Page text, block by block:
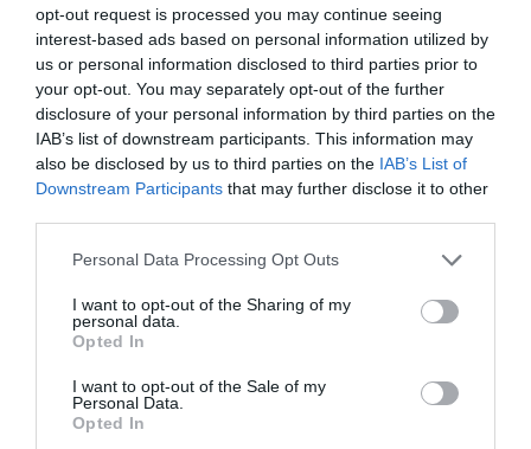
opt-out request is processed you may continue seeing
interest-based ads based on personal information utilized by
us or personal information disclosed to third parties prior to
your opt-out. You may separately opt-out of the further
disclosure of your personal information by third parties on the
IAB’s list of downstream participants. This information may
also be disclosed by us to third parties on the IAB’s List of
Downstream Participants that may further disclose it to other
Personal Data Processing Opt Outs
I want to opt-out of the Sharing of my
personal data.
Opted In
I want to opt-out of the Sale of my
Personal Data.
Opted In